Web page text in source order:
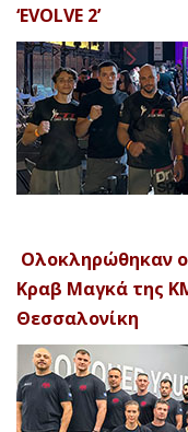
‘EVOLVE 2’
Ολοκληρώθηκαν
Κραβ Μαγκά της
Θεσσαλονίκη